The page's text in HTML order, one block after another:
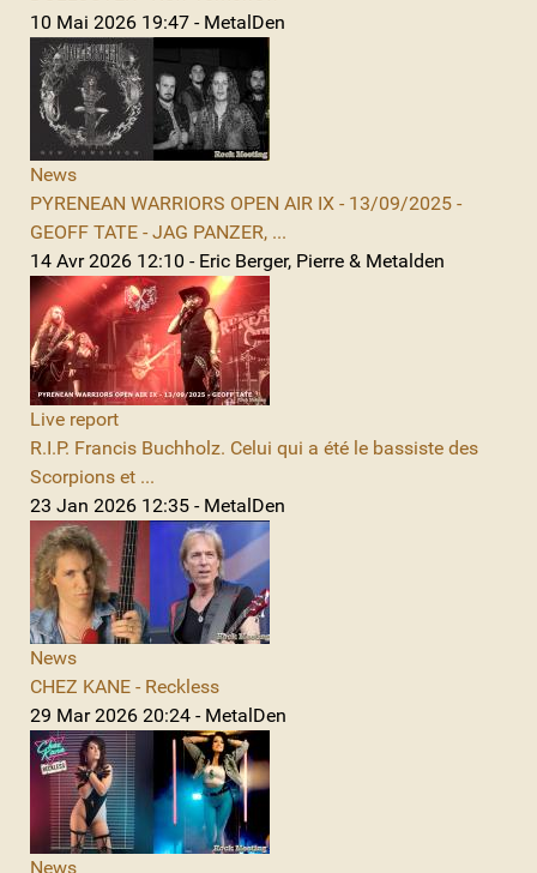
10 Mai 2026 19:47 - MetalDen
News
PYRENEAN WARRIORS OPEN AIR IX - 13/09/2025 -
GEOFF TATE - JAG PANZER, ...
14 Avr 2026 12:10 - Eric Berger, Pierre & Metalden
Live report
R.I.P. Francis Buchholz. Celui qui a été le bassiste des
Scorpions et ...
23 Jan 2026 12:35 - MetalDen
News
CHEZ KANE - Reckless
29 Mar 2026 20:24 - MetalDen
News